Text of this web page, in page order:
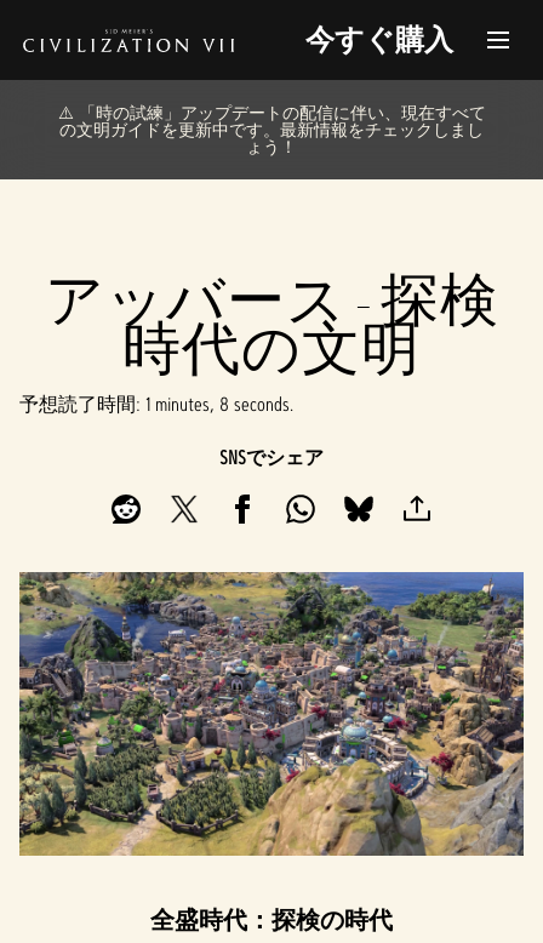
今すぐ購入
⚠️ 「時の試練」アップデートの配信に伴い、現在すべて
の文明ガイドを更新中です。最新情報をチェックしまし
ょう！
アッバース - 探検
時代の文明
予想読了時間 1 minutes, 8 seconds
SNSでシェア
全盛時代：探検の時代